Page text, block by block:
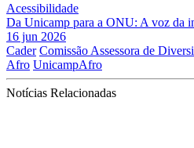
Acessibilidade
Da Unicamp para a ONU: A voz da
16 jun 2026
Cader Comissão Assessora de
Afro UnicampAfro
Notícias Relacionadas